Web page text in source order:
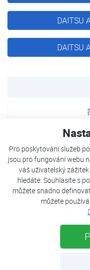
Pro poskytování služeb
jsou pro fungování webu
váš uživatelský
hledáte. Souhlasíte s
můžete snadno
můžete
DAITSU
DAITSU
Vysoce výkonné
díky invertorové
Mezi hlavní vlastnosti
Wi-Fi modul jako
Pro zajištění lepší
dva standardní
díky jejich